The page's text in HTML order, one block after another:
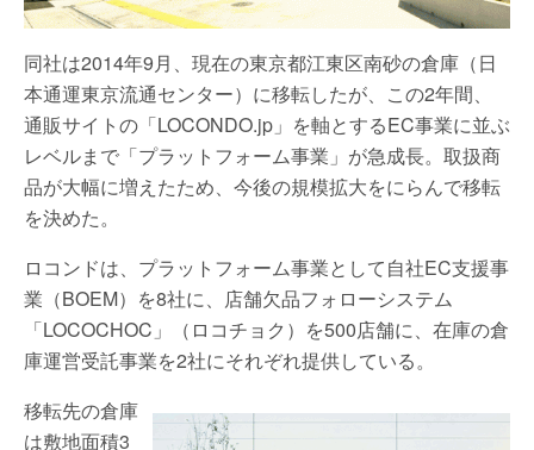
同社は2014年9月、現在の東京都江東区南砂の倉庫（日
本通運東京流通センター）に移転したが、この2年間、
通販サイトの「LOCONDO.jp」を軸とするEC事業に並ぶ
レベルまで「プラットフォーム事業」が急成長。取扱商
品が大幅に増えたため、今後の規模拡大をにらんで移転
を決めた。
ロコンドは、プラットフォーム事業として自社EC支援事
業（BOEM）を8社に、店舗欠品フォローシステム
「LOCOCHOC」（ロコチョク）を500店舗に、在庫の倉
庫運営受託事業を2社にそれぞれ提供している。
移転先の倉庫
は敷地面積3